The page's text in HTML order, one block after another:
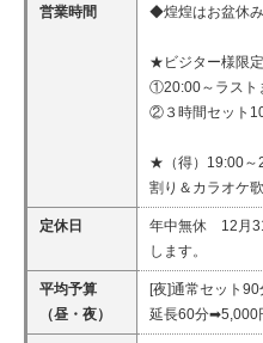
営業時間 ◆煌煌はお盆休み
★ビジター様限
①20:00～ラスト
②３時間セット
★（得）19:00～
割り＆カラオケ
定休日
年中無休 12月
します。
平均予算
（昼・夜）
[夜]通常セット
延長60分➡5,000